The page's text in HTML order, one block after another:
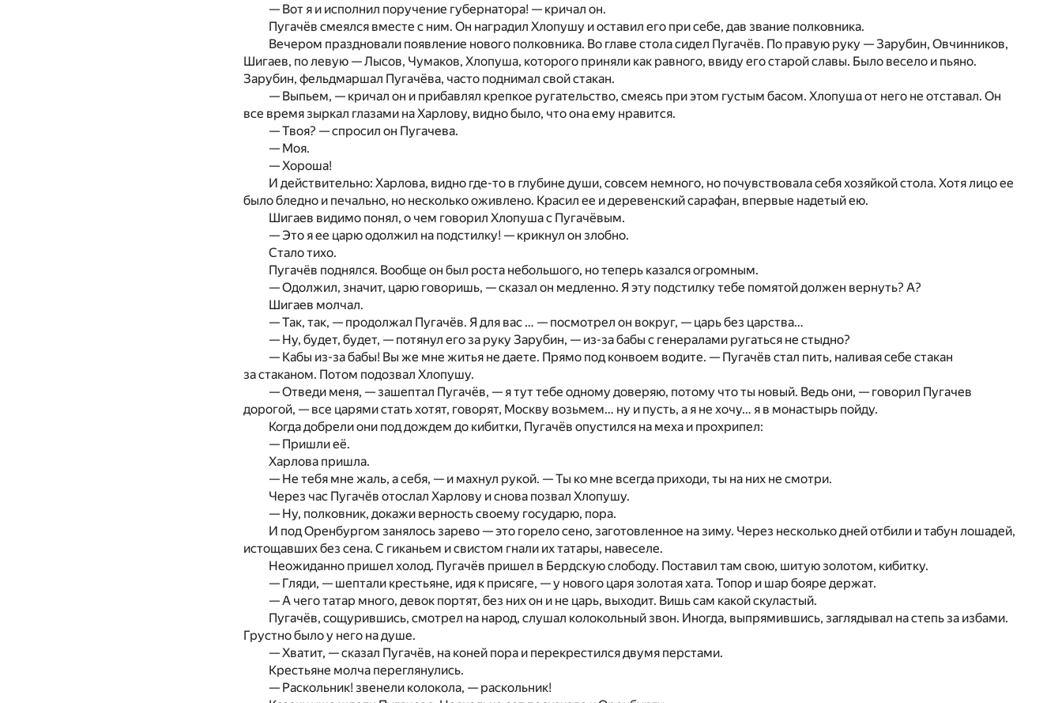
— Вот я и исполнил поручение губернатора! — кричал он.
Пугачёв смеялся вместе с ним. Он наградил Хлопушу и оставил его при себе, дав звание полковника.
Вечером праздновали появление нового полковника. Во главе стола сидел Пугачёв. По правую руку — Зарубин, Овчинников,
Шигаев, по левую — Лысов, Чумаков, Хлопуша, которого приняли как равного, ввиду его старой славы. Было весело и пьяно.
Зарубин, фельдмаршал Пугачёва, часто поднимал свой стакан.
— Выпьем, — кричал он и прибавлял крепкое ругательство, смеясь при этом густым басом. Хлопуша от него не отставал. Он
все время зыркал глазами на Харлову, видно было, что она ему нравится.
— Твоя? — спросил он Пугачева.
— Моя.
— Хороша!
И действительно: Харлова, видно где-то в глубине души, совсем немного, но почувствовала себя хозяйкой стола. Хотя лицо ее
было бледно и печально, но несколько оживлено. Красил ее и деревенский сарафан, впервые надетый ею.
Шигаев видимо понял, о чем говорил Хлопуша с Пугачёвым.
— Это я ее царю одолжил на подстилку! — крикнул он злобно.
Стало тихо.
Пугачёв поднялся. Вообще он был роста небольшого, но теперь казался огромным.
— Одолжил, значит, царю говоришь, — сказал он медленно. Я эту подстилку тебе помятой должен вернуть? А?
Шигаев молчал.
— Так, так, — продолжал Пугачёв. Я для вас … — посмотрел он вокруг, — царь без царства…
— Ну, будет, будет, — потянул его за руку Зарубин, — из-за бабы с генералами ругаться не стыдно?
— Кабы из-за бабы! Вы же мне житья не даете. Прямо под конвоем водите. — Пугачёв стал пить, наливая себе стакан
за стаканом. Потом подозвал Хлопушу.
— Отведи меня, — зашептал Пугачёв, — я тут тебе одному доверяю, потому что ты новый. Ведь они, — говорил Пугачев
дорогой, — все царями стать хотят, говорят, Москву возьмем… ну и пусть, а я не хочу… я в монастырь пойду.
Когда добрели они под дождем до кибитки, Пугачёв опустился на меха и прохрипел:
— Пришли её.
Харлова пришла.
— Не тебя мне жаль, а себя, — и махнул рукой. — Ты ко мне всегда приходи, ты на них не смотри.
Через час Пугачёв отослал Харлову и снова позвал Хлопушу.
— Ну, полковник, докажи верность своему государю, пора.
И под Оренбургом занялось зарево — это горело сено, заготовленное на зиму. Через несколько дней отбили и табун лошадей,
истощавших без сена. С гиканьем и свистом гнали их татары, навеселе.
Неожиданно пришел холод. Пугачёв пришел в Бердскую слободу. Поставил там свою, шитую золотом, кибитку.
— Гляди, — шептали крестьяне, идя к присяге, — у нового царя золотая хата. Топор и шар бояре держат.
— А чего татар много, девок портят, без них он и не царь, выходит. Вишь сам какой скуластый.
Пугачёв, сощурившись, смотрел на народ, слушал колокольный звон. Иногда, выпрямившись, заглядывал на степь за избами.
Грустно было у него на душе.
— Хватит, — сказал Пугачёв, на коней пора и перекрестился двумя перстами.
Крестьяне молча переглянулись.
— Раскольник! звенели колокола, — раскольник!